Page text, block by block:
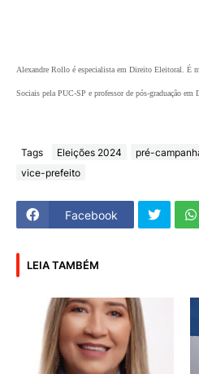
Alexandre Rollo é especialista em Direito Eleitoral. É
Sociais pela PUC-SP e professor de pós-graduação
Tags Eleições 2024 pré-
vice-prefeito
Facebook
LEIA TAMBÉM